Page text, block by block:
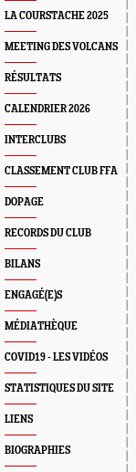
LA COURSTACHE 2025
MEETING DES VOLCANS
RÉSULTATS
CALENDRIER 2026
INTERCLUBS
CLASSEMENT CLUB FFA
DOPAGE
RECORDS DU CLUB
BILANS
ENGAGÉ(E)S
MÉDIATHÈQUE
COVID19 - LES VIDÉOS
STATISTIQUES DU SITE
LIENS
BIOGRAPHIES